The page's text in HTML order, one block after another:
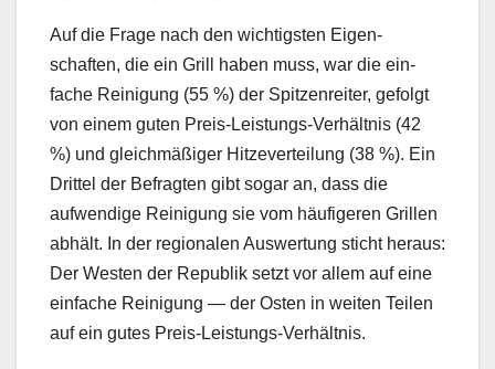
Auf die Frage nach den wichtig­sten Eigen­
schaften, die ein Grill haben muss, war die ein­
fache Reini­gung (55 %) der Spitzen­re­it­er, gefol­gt
von einem guten Preis-Leis­tungs-Ver­hält­nis (42
%) und gle­ich­mäßiger Hitzev­erteilung (38 %). Ein
Drit­tel der Befragten gibt sog­ar an, dass die
aufwendi­ge Reini­gung sie vom häu­figeren Grillen
abhält. In der regionalen Auswer­tung sticht her­aus:
Der West­en der Repub­lik set­zt vor allem auf eine
ein­fache Reini­gung — der Osten in weit­en Teilen
auf ein gutes Preis-Leis­tungs-Ver­hält­nis.